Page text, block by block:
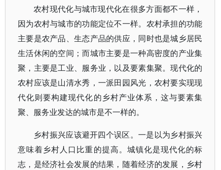
农村现代化与城市现代化在很多方面都不一样，
因为农村与城市的功能定位不一样。农村承担的功能
主要是农产品、生态产品的供应，同时也是城乡居民
生活休闲的空间；而城市主要是一种高密度的产业集
聚，主要是工业、服务业，以及要素集聚。现代化的
农村应该是山清水秀，一派田园风光，农村要实现现
代化则要构建现代化的乡村产业体系，这与要素集
聚、服务业发达的城市是不一样的。
乡村振兴应该避开四个误区。一是以为乡村振兴
意味着乡村人口比重的提高。城镇化是现代化的标
志，是经济社会发展的结果，随着经济的发展，乡村